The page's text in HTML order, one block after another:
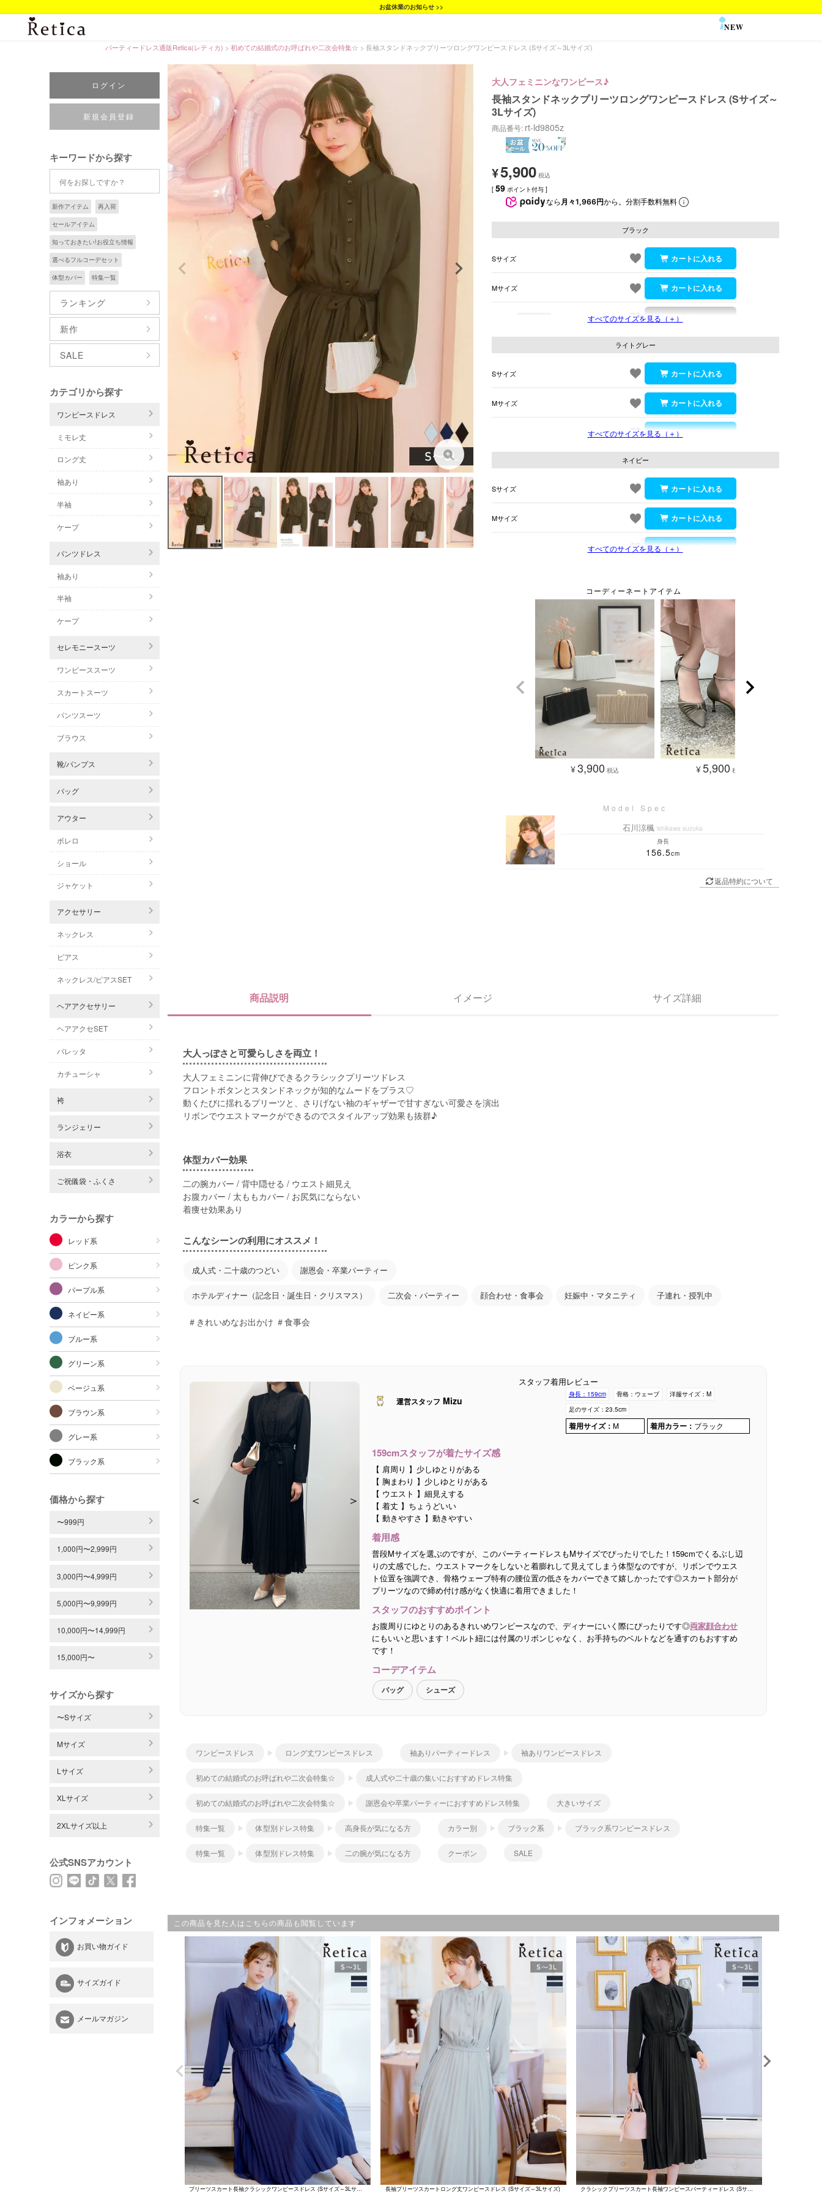
お盆休業のお知らせ >>
NEW
パーティードレス通販Retica(レティカ) 初めての結婚式のお呼ばれや二次会特集☆ 長袖スタンドネックプリーツロングワンピースドレス (Sサイズ～3Lサイズ)
ログイン
新規会員登録
キーワードから探す
新作アイテム 再入荷
セールアイテム
知っておきたい!お役立ち情報
選べるフルコーデセット
体型カバー 特集一覧
ランキング
新作
SALE
カテゴリから探す
ワンピースドレス
ミモレ丈
ロング丈
袖あり
半袖
ケープ
パンツドレス
袖あり
半袖
ケープ
セレモニースーツ
ワンピーススーツ
スカートスーツ
パンツスーツ
ブラウス
靴/パンプス
バッグ
アウター
ボレロ
ショール
ジャケット
アクセサリー
ネックレス
ピアス
ネックレス/ピアスSET
ヘアアクセサリー
ヘアアクセSET
バレッタ
カチューシャ
袴
ランジェリー
浴衣
ご祝儀袋・ふくさ
カラーから探す
レッド系
ピンク系
パープル系
ネイビー系
ブルー系
グリーン系
ベージュ系
ブラウン系
グレー系
ブラック系
価格から探す
〜999円
1,000円〜2,999円
3,000円〜4,999円
5,000円〜9,999円
10,000円〜14,999円
15,000円〜
サイズから探す
〜Sサイズ
Mサイズ
Lサイズ
XLサイズ
2XLサイズ以上
公式SNSアカウント
インフォメーション
お買い物ガイド
サイズガイド
メールマガジン
大人フェミニンなワンピース♪
長袖スタンドネックプリーツロングワンピースドレス (Sサイズ～
3Lサイズ)
商品番号 rt-ld9805z
¥5,900
[ 59 ポイント付与 ]
なら 月々1,966円から。分割手数料無料
ブラック
Sサイズ
Mサイズ
すべてのサイズを見る（＋）
ライトグレー
Sサイズ
Mサイズ
すべてのサイズを見る（＋）
ネイビー
Sサイズ
Mサイズ
すべてのサイズを見る（＋）
¥3,900 税込 ¥5,900 税込
石川涼楓 ishikawa suzuka
身長
156.5
返品特約について
商品説明 イメージ サイズ詳細
大人っぽさと可愛らしさを両立！
大人フェミニンに背伸びできるクラシックプリーツドレス
フロントボタンとスタンドネックが知的なムードをプラス♡
動くたびに揺れるプリーツと、さりげない袖のギャザーで甘すぎない可愛さを演出
リボンでウエストマークができるのでスタイルアップ効果も抜群♪
体型カバー効果
二の腕カバー / 背中隠せる / ウエスト細見え
お腹カバー / 太ももカバー / お尻気にならない
着痩せ効果あり
こんなシーンの利用にオススメ！
成人式・二十歳のつどい 謝恩会・卒業パーティー
ホテルディナー（記念日・誕生日・クリスマス） 二次会・パーティー 顔合わせ・食事会 妊娠中・マタニティ 子連れ・授乳中
＃きれいめなお出かけ ＃食事会
スタッフ着用レビュー
運営スタッフ Mizu
身長： 159cm 骨格： ウェーブ 洋服サイズ： M
足のサイズ： 23.5cm
着用サイズ： M 着用カラー： ブラック
＜ ＞
＜ ＞
＜ ＞
＜ ＞
159cmスタッフが着たサイズ感
【 肩周り 】少しゆとりがある
【 胸まわり 】少しゆとりがある
【 ウエスト 】細見えする
【 着丈 】ちょうどいい
【 動きやすさ 】動きやすい
着用感
普段Mサイズを選ぶのですが、このパーティードレスもMサイズでぴったりでした！159cmでくるぶし辺
りの丈感でした。ウエストマークをしないと着膨れして見えてしまう体型なのですが、リボンでウエス
ト位置を強調でき、骨格ウェーブ特有の腰位置の低さをカバーできて嬉しかったです◎スカート部分が
プリーツなので締め付け感がなく快適に着用できました！
スタッフのおすすめポイント
お腹周りにゆとりのあるきれいめワンピースなので、ディナーにいく際にぴったりです◎両家顔合わせ
にもいいと思います！ベルト紐には付属のリボンじゃなく、お手持ちのベルトなどを通すのもおすすめ
です！
コーデアイテム
バッグ シューズ
ワンピースドレス ロング丈ワンピースドレス 袖ありパーティードレス 袖ありワンピースドレス
初めての結婚式のお呼ばれや二次会特集☆ 成人式や二十歳の集いにおすすめドレス特集
初めての結婚式のお呼ばれや二次会特集☆ 謝恩会や卒業パーティーにおすすめドレス特集 大きいサイズ
特集一覧 体型別ドレス特集 高身長が気になる方 カラー別 ブラック系 ブラック系ワンピースドレス
特集一覧 体型別ドレス特集 二の腕が気になる方 クーポン SALE
この商品を見た人はこちらの商品も閲覧しています
プリーツスカート長袖クラシックワンピースドレス (Sサイズ～3Lサイズ) 長袖プリーツスカートロング丈ワンピースドレス (Sサイズ～3Lサイズ) クラシックプリーツスカート長袖ワンピースパーティードレス (Sサイズ～3Lサイズ)